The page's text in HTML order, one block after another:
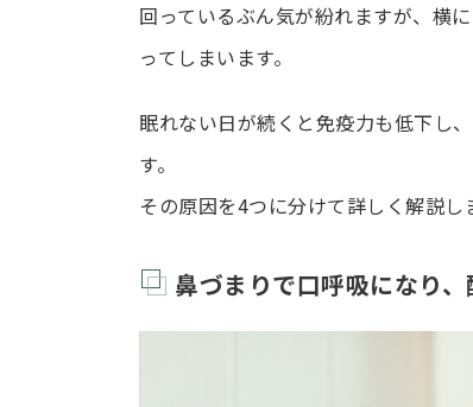
回っているぶん気が紛れますが、横
ってしまいます。
眠れない日が続くと免疫力も低下し
す。
その原因を4つに分けて詳しく解説し
鼻づまりで口呼吸になり